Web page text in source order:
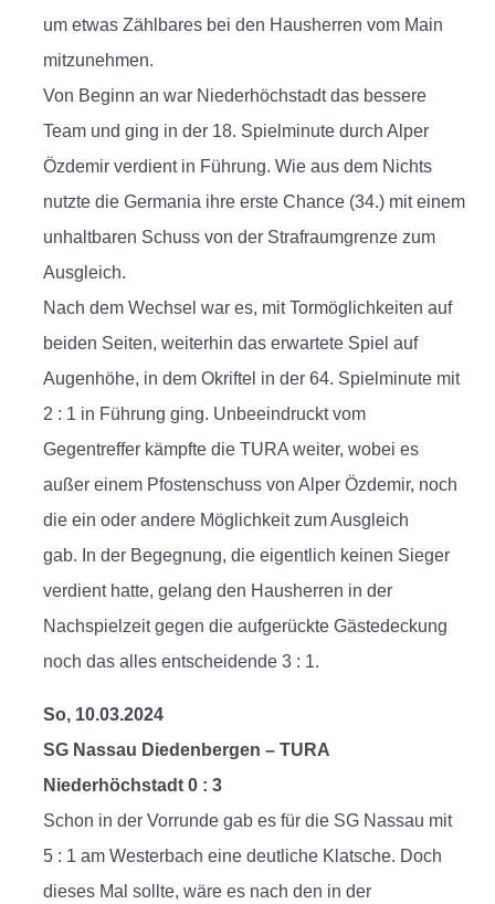
um etwas Zählbares bei den Hausherren vom Main
mitzunehmen.
Von Beginn an war Niederhöchstadt das bessere
Team und ging in der 18. Spielminute durch Alper
Özdemir verdient in Führung. Wie aus dem Nichts
nutzte die Germania ihre erste Chance (34.) mit einem
unhaltbaren Schuss von der Strafraumgrenze zum
Ausgleich.
Nach dem Wechsel war es, mit Tormöglichkeiten auf
beiden Seiten, weiterhin das erwartete Spiel auf
Augenhöhe, in dem Okriftel in der 64. Spielminute mit
2 : 1 in Führung ging. Unbeeindruckt vom
Gegentreffer kämpfte die TURA weiter, wobei es
außer einem Pfostenschuss von Alper Özdemir, noch
die ein oder andere Möglichkeit zum Ausgleich
gab. In der Begegnung, die eigentlich keinen Sieger
verdient hatte, gelang den Hausherren in der
Nachspielzeit gegen die aufgerückte Gästedeckung
noch das alles entscheidende 3 : 1.
So, 10.03.2024
SG Nassau Diedenbergen – TURA
Niederhöchstadt 0 : 3
Schon in der Vorrunde gab es für die SG Nassau mit
5 : 1 am Westerbach eine deutliche Klatsche. Doch
dieses Mal sollte, wäre es nach den in der